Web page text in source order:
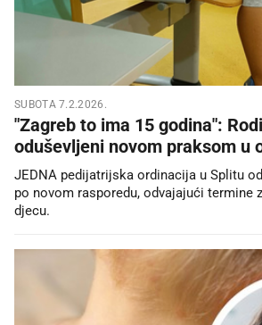
SUBOTA 7.2.2026.
"Zagreb to ima 15 godina":
oduševljeni novom praksom u
JEDNA pedijatrijska ordinacija u Splitu
po novom rasporedu, odvajajući termine
djecu.